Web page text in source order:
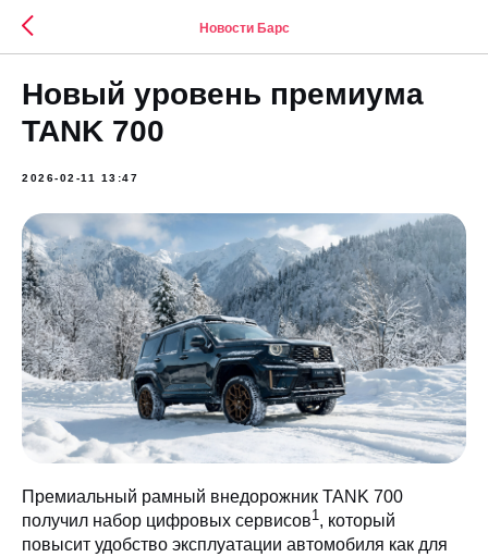
Новости Барс
Новый уровень премиума
TANK 700
2026-02-11 13:47
Премиальный рамный внедорожник TANK 700
получил набор цифровых сервисов1 , который
повысит удобство эксплуатации автомобиля как для